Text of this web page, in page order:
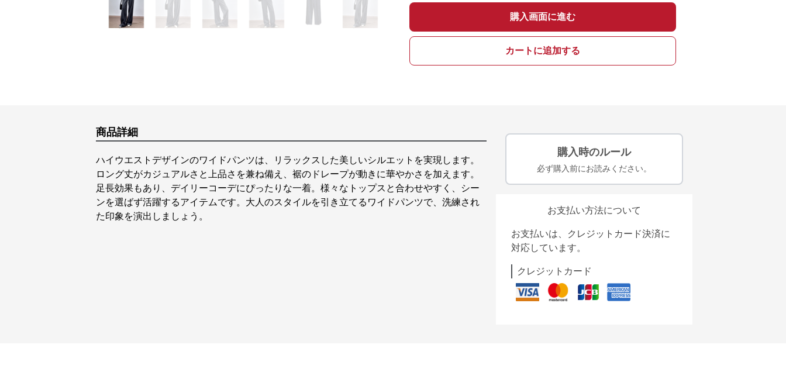
購入画面に進む
カートに追加する
商品詳細
ハイウエストデザインのワイドパンツは、リラックスした美しいシルエットを実現します。
ロング丈がカジュアルさと上品さを兼ね備え、裾のドレープが動きに華やかさを加えます。
足長効果もあり、デイリーコーデにぴったりな一着。様々なトップスと合わせやすく、シー
ンを選ばず活躍するアイテムです。大人のスタイルを引き立てるワイドパンツで、洗練され
た印象を演出しましょう。
購入時のルール
必ず購入前にお読みください。
お支払い方法について
お支払いは、クレジットカード決済に
対応しています。
クレジットカード